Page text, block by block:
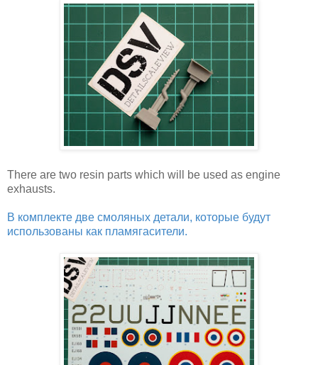
There are two resin parts which will be used as engine
exhausts.
В комплекте две смоляных детали, которые будут
использованы как пламягасители.